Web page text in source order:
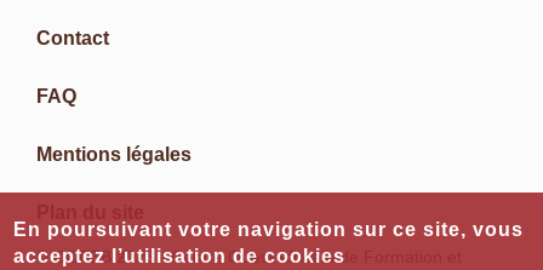
Contact
FAQ
Mentions légales
© COFEB 2023 - Centre Ouest Africain de Formation et
En poursuivant votre navigation sur ce site, vous
acceptez l’utilisation de cookies